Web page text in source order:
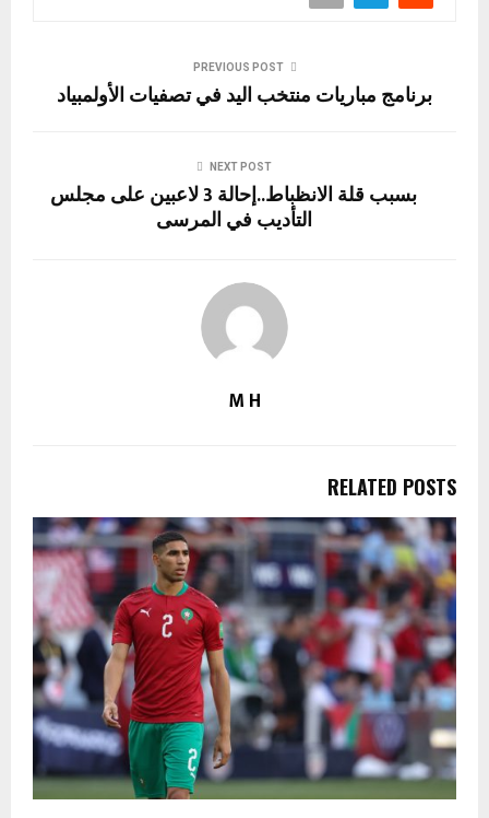
PREVIOUS POST
برنامج مباريات منتخب اليد في تصفيات الأولمبياد
NEXT POST
بسبب قلة الانظباط..إحالة 3 لاعبين على مجلس
التأديب في المرسى
M H
RELATED POSTS